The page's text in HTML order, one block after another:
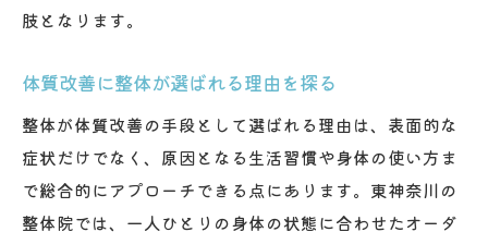
肢となります。
体質改善に整体が選ばれる理由を探る
整体が体質改善の手段として選ばれる理由は、表面的な
症状だけでなく、原因となる生活習慣や身体の使い方ま
で総合的にアプローチできる点にあります。東神奈川の
整体院では、一人ひとりの身体の状態に合わせたオーダ